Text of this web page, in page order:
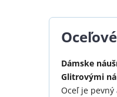
Dámske
Glitrovými
Oceľ je